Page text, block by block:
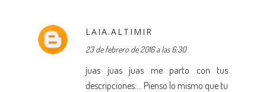
LAIA.ALTIMIR
23 de febrero de 2016 a las 6:30
juas juas juas me parto con tus
descripciones.... Pienso lo mismo que tu